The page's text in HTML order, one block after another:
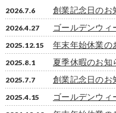
2026.7.6 創業記念日のお
2026.4.27 ゴールデンウィ
2025.12.15 年末年始休業の
2025.8.1 夏季休暇のお知
2025.7.7 創業記念日のお
2025.4.15 ゴールデンウィ